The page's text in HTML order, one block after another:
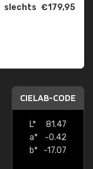
slechts €179,95
CIELAB-CODE
L*
81.47
a*
-0.42
b*
-17.07